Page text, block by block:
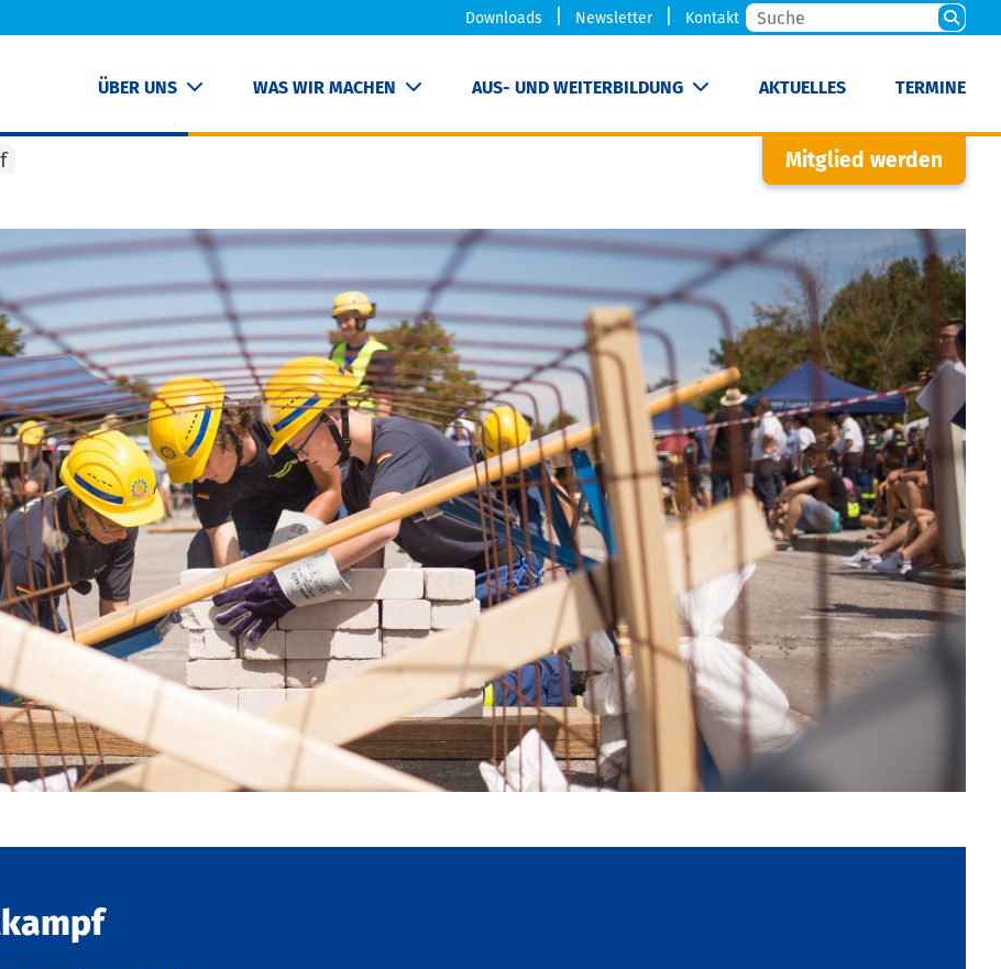
Downloads Newsletter Kontakt
ÜBER UNS WAS WIR MACHEN AUS- UND WEITERBILDUNG AKTUELLES TERMINE
Mitglied werden